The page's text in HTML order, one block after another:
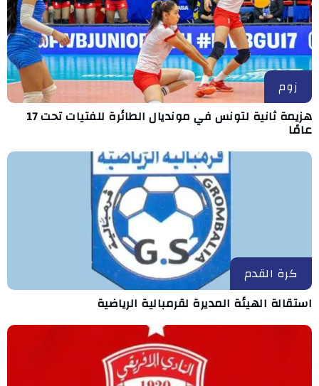
زوم
هزيمة ثانية لتونس في مونديال الطائرة للفتيات تحت 17
عامًا
كرة القدم
استقالة الهيئة المديرة لقرمبالية الرياضية